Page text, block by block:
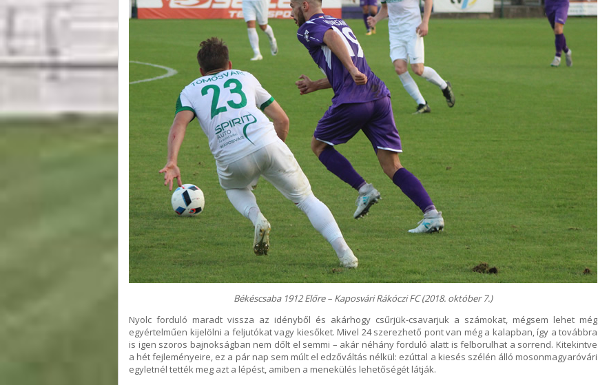
Békéscsaba 1912 Előre – Kaposvári Rákóczi FC (2018. október 7.)
Nyolc forduló maradt vissza az idényből és akárhogy csűrjük-csavarjuk a számokat, mégsem lehet még
egyértelműen kijelölni a feljutókat vagy kiesőket. Mivel 24 szerezhető pont van még a kalapban, így a továbbra
is igen szoros bajnokságban nem dőlt el semmi – akár néhány forduló alatt is felborulhat a sorrend. Kitekintve
a hét fejleményeire, ez a pár nap sem múlt el edzőváltás nélkül: ezúttal a kiesés szélén álló mosonmagyaróvári
egyletnél tették meg azt a lépést, amiben a menekülés lehetőségét látják.